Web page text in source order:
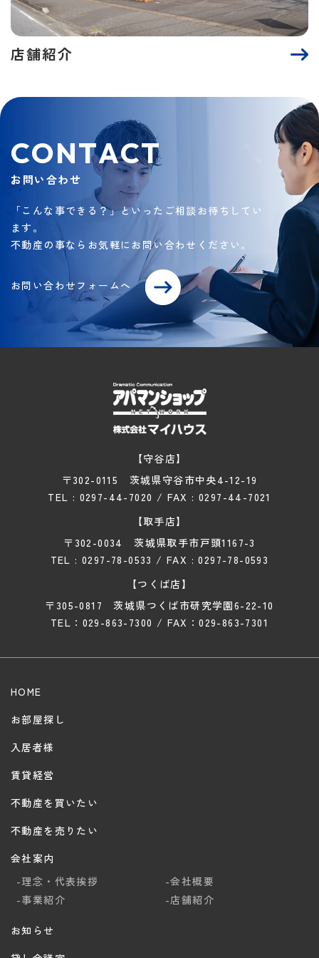
店舗紹介
CONTACT
お問い合わせ
「こんな事できる？」といったご相談お待ちしてい
ます。
不動産の事ならお気軽にお問い合わせください。
お問い合わせフォームへ
【守谷店】
〒302-0115 茨城県守谷市中央4-12-19
TEL : 0297-44-7020 / FAX : 0297-44-7021
【取手店】
〒302-0034 茨城県取手市戸頭1167-3
TEL : 0297-78-0533 / FAX : 0297-78-0593
【つくば店】
〒305-0817 茨城県つくば市研究学園6-22-10
TEL：029-863-7300 / FAX：029-863-7301
HOME
お部屋探し
入居者様
賃貸経営
不動産を買いたい
不動産を売りたい
会社案内
-理念・代表挨拶
-会社概要
-事業紹介
-店舗紹介
お知らせ